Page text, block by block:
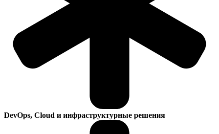
DevOps, Cloud и инфраструктурные решения